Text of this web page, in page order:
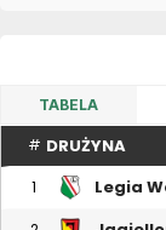
TABELA
# DRUŻYNA
1 Legia